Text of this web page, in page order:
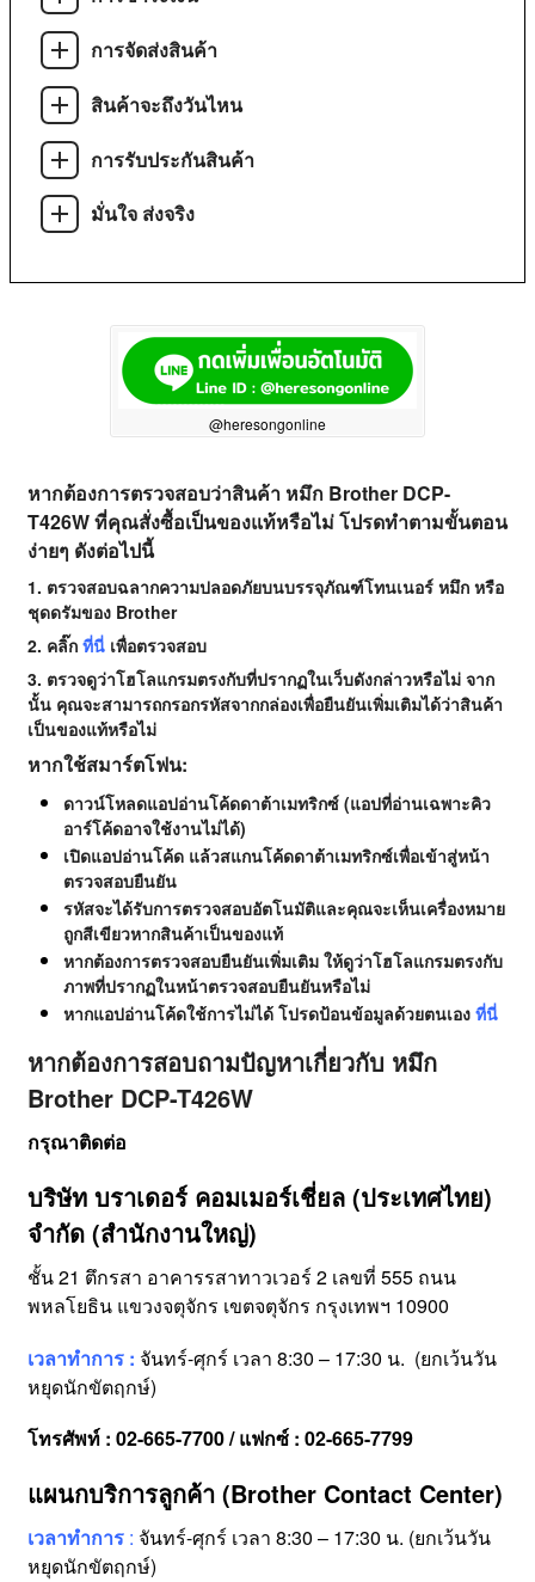
การจัดส่งสินค้า
สินค้าจะถึงวันไหน
การรับประกันสินค้า
มั่นใจ ส่งจริง
@heresongonline
หากต้องการตรวจสอบว่าสินค้า หมึก Brother DCP-
T426W ที่คุณสั่งซื้อเป็นของแท้หรือไม่ โปรดทำตามขั้นตอน
ง่ายๆ ดังต่อไปนี้
1. ตรวจสอบฉลากความปลอดภัยบนบรรจุภัณฑ์โทนเนอร์ หมึก หรือ
ชุดดรัมของ Brother
2. คลิ๊ก ที่นี่เพื่อตรวจสอบ
3. ตรวจดูว่าโฮโลแกรมตรงกับที่ปรากฏในเว็บดังกล่าวหรือไม่ จาก
นั้น คุณจะสามารถกรอกรหัสจากกล่องเพื่อยืนยันเพิ่มเติมได้ว่าสินค้า
เป็นของแท้หรือไม่
หากใช้สมาร์ตโฟน:
ดาวน์โหลดแอปอ่านโค้ดดาต้าเมทริกซ์ (แอปที่อ่านเฉพาะคิว
อาร์โค้ดอาจใช้งานไม่ได้)
เปิดแอปอ่านโค้ด แล้วสแกนโค้ดดาต้าเมทริกซ์เพื่อเข้าสู่หน้า
ตรวจสอบยืนยัน
รหัสจะได้รับการตรวจสอบอัตโนมัติและคุณจะเห็นเครื่องหมาย
ถูกสีเขียวหากสินค้าเป็นของแท้
หากต้องการตรวจสอบยืนยันเพิ่มเติม ให้ดูว่าโฮโลแกรมตรงกับ
ภาพที่ปรากฏในหน้าตรวจสอบยืนยันหรือไม่
หากแอปอ่านโค้ดใช้การไม่ได้ โปรดป้อนข้อมูลด้วยตนเอง ที่นี่
หากต้องการสอบถามปัญหาเกี่ยวกับ หมึก
Brother DCP-T426W
กรุณาติดต่อ
บริษัท บราเดอร์ คอมเมอร์เชี่ยล (ประเทศไทย)
จำกัด (สำนักงานใหญ่)
ชั้น 21 ตึกรสา อาคารรสาทาวเวอร์ 2 เลขที่ 555 ถนน
พหลโยธิน แขวงจตุจักร เขตจตุจักร กรุงเทพฯ 10900
เวลาทำการ : จันทร์-ศุกร์ เวลา 8:30 – 17:30 น. (ยกเว้นวัน
หยุดนักขัตฤกษ์)
โทรศัพท์ : 02-665-7700 / แฟกซ์ : 02-665-7799
แผนกบริการลูกค้า (Brother Contact Center)
เวลาทำการ: จันทร์-ศุกร์ เวลา 8:30 – 17:30 น. (ยกเว้นวัน
หยุดนักขัตฤกษ์)